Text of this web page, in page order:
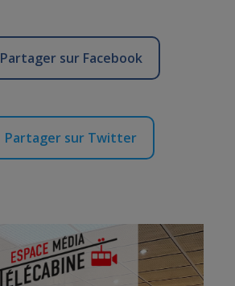
Partager sur Facebook
Partager sur Twitter